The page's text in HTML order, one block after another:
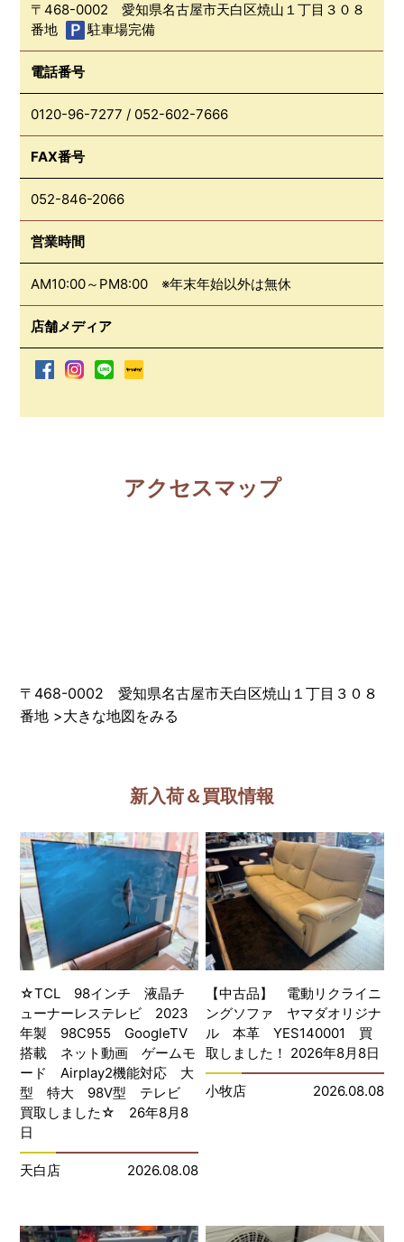
〒468-0002 愛知県名古屋市天白区焼山１丁目３０８
番地
駐車場完備
電話番号
0120-96-7277 / 052-602-7666
FAX番号
052-846-2066
営業時間
AM10:00～PM8:00 ※年末年始以外は無休
店舗メディア
アクセスマップ
〒468-0002 愛知県名古屋市天白区焼山１丁目３０８
番地 >大きな地図をみる
新入荷＆買取情報
☆TCL 98インチ 液晶チ
ューナーレステレビ 2023
年製 98C955 GoogleTV
搭載 ネット動画 ゲームモ
ード Airplay2機能対応 大
型 特大 98V型 テレビ
買取しました☆ 26年8月8
日
天白店 2026.08.08
【中古品】 電動リクライニ
ングソファ ヤマダオリジナ
ル 本革 YES140001 買
取しました！ 2026年8月8日
小牧店 2026.08.08